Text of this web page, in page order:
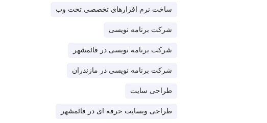
ساخت نرم افزارهای تخصصی تحت وب
شرکت برنامه نویسی
شرکت برنامه نویسی در قائمشهر
شرکت برنامه نویسی در مازندران
طراحی سایت
طراحی وبسایت حرفه ای در قائمشهر